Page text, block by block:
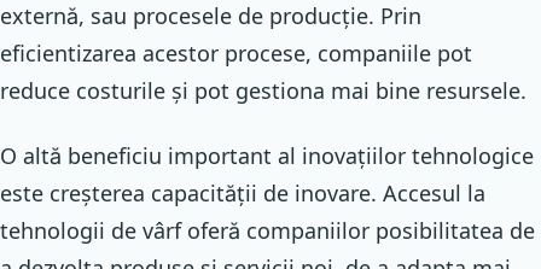
externă, sau procesele de producție. Prin
eficientizarea acestor procese, companiile pot
reduce costurile și pot gestiona mai bine resursele.
O altă beneficiu important al inovațiilor tehnologice
este creșterea capacității de inovare. Accesul la
tehnologii de vârf oferă companiilor posibilitatea de